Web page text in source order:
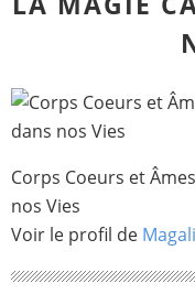
Corps Coeurs et
nos Vies
Voir le profil de